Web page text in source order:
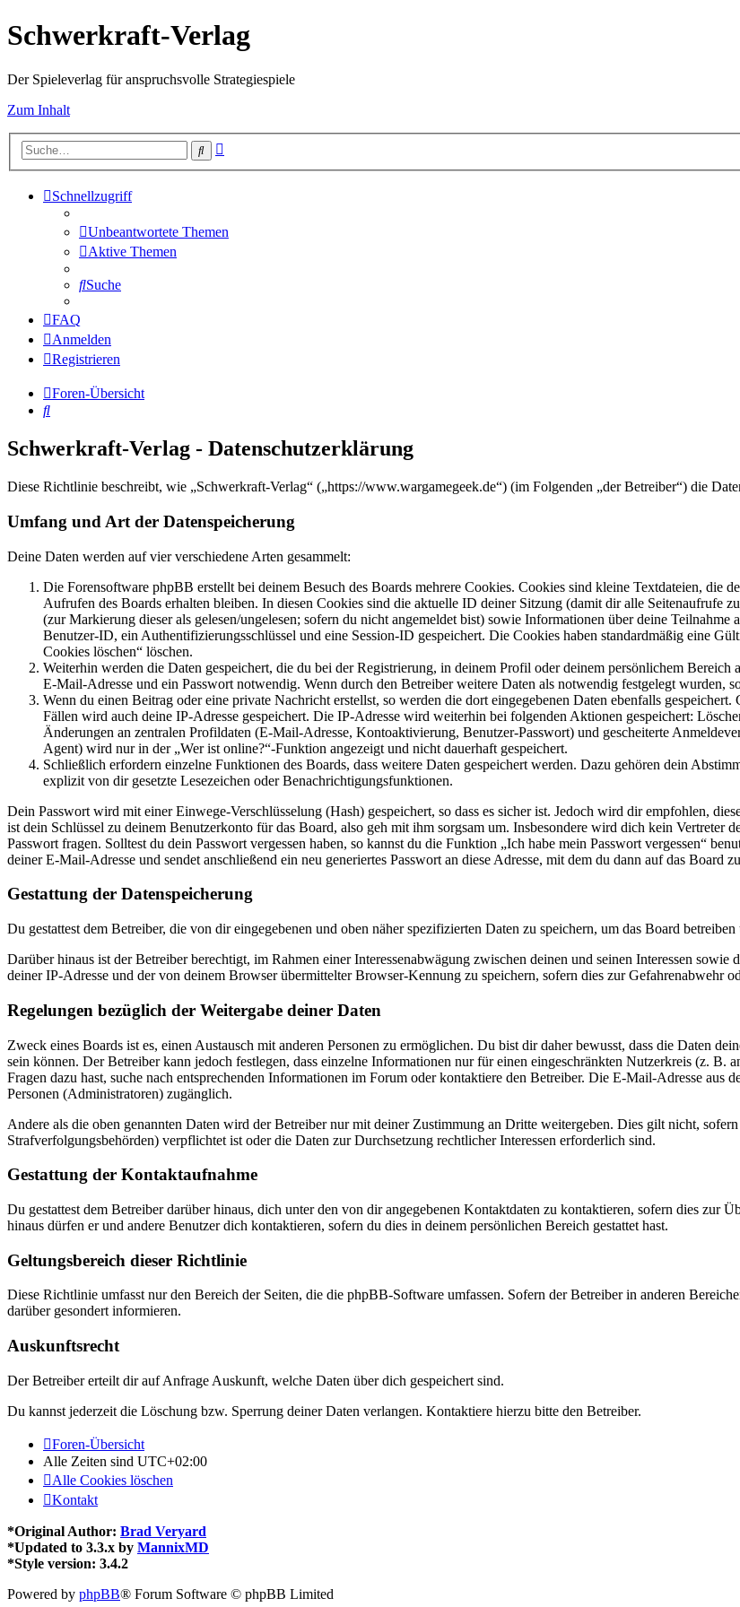
Schwerkraft-Verlag
Der Spieleverlag für anspruchsvolle Strategiespiele
Zum Inhalt
Suche
Schnellzugriff
Unbeantwortete Themen
Aktive Themen
Suche
FAQ
Anmelden
Registrieren
Foren-Übersicht
Suche
Schwerkraft-Verlag - Datenschutzerklärung
Diese Richtlinie beschreibt, wie „Schwerkraft-Verlag“ („https://www.wargamegeek.de“) (im Folgenden „der Betreiber“) die
Umfang und Art der Datenspeicherung
Deine Daten werden auf vier verschiedene Arten gesammelt:
Die Forensoftware phpBB erstellt bei deinem Besuch des Boards mehrere Cookies. Cookies sind kleine Textdateien, die
Aufrufen des Boards erhalten bleiben. In diesen Cookies sind die aktuelle ID deiner Sitzung (damit dir alle Seitenaufrufe
(zur Markierung dieser als gelesen/ungelesen; sofern du nicht angemeldet bist) sowie Informationen über deine
Benutzer-ID, ein Authentifizierungsschlüssel und eine Session-ID gespeichert. Die Cookies haben standardmäßig eine
Cookies löschen“ löschen.
Weiterhin werden die Daten gespeichert, die du bei der Registrierung, in deinem Profil oder deinem persönlichem
E-Mail-Adresse und ein Passwort notwendig. Wenn durch den Betreiber weitere Daten als notwendig festgelegt wurden,
Wenn du einen Beitrag oder eine private Nachricht erstellst, so werden die dort eingegebenen Daten ebenfalls
Fällen wird auch deine IP-Adresse gespeichert. Die IP-Adresse wird weiterhin bei folgenden Aktionen gespeichert:
Änderungen an zentralen Profildaten (E-Mail-Adresse, Kontoaktivierung, Benutzer-Passwort) und gescheiterte
Agent) wird nur in der „Wer ist online?“-Funktion angezeigt und nicht dauerhaft gespeichert.
Schließlich erfordern einzelne Funktionen des Boards, dass weitere Daten gespeichert werden. Dazu gehören dein
explizit von dir gesetzte Lesezeichen oder Benachrichtigungsfunktionen.
Dein Passwort wird mit einer Einwege-Verschlüsselung (Hash) gespeichert, so dass es sicher ist. Jedoch wird dir empfohlen,
ist dein Schlüssel zu deinem Benutzerkonto für das Board, also geh mit ihm sorgsam um. Insbesondere wird dich kein
Passwort fragen. Solltest du dein Passwort vergessen haben, so kannst du die Funktion „Ich habe mein Passwort vergessen“
deiner E-Mail-Adresse und sendet anschließend ein neu generiertes Passwort an diese Adresse, mit dem du dann auf das Board
Gestattung der Datenspeicherung
Du gestattest dem Betreiber, die von dir eingegebenen und oben näher spezifizierten Daten zu speichern, um das Board
Darüber hinaus ist der Betreiber berechtigt, im Rahmen einer Interessenabwägung zwischen deinen und seinen Interessen
deiner IP-Adresse und der von deinem Browser übermittelter Browser-Kennung zu speichern, sofern dies zur Gefahrenabwehr
Regelungen bezüglich der Weitergabe deiner Daten
Zweck eines Boards ist es, einen Austausch mit anderen Personen zu ermöglichen. Du bist dir daher bewusst, dass die Daten
sein können. Der Betreiber kann jedoch festlegen, dass einzelne Informationen nur für einen eingeschränkten Nutzerkreis (z. B.
Fragen dazu hast, suche nach entsprechenden Informationen im Forum oder kontaktiere den Betreiber. Die E-Mail-Adresse
Personen (Administratoren) zugänglich.
Andere als die oben genannten Daten wird der Betreiber nur mit deiner Zustimmung an Dritte weitergeben. Dies gilt nicht,
Strafverfolgungsbehörden) verpflichtet ist oder die Daten zur Durchsetzung rechtlicher Interessen erforderlich sind.
Gestattung der Kontaktaufnahme
Du gestattest dem Betreiber darüber hinaus, dich unter den von dir angegebenen Kontaktdaten zu kontaktieren, sofern dies zur
hinaus dürfen er und andere Benutzer dich kontaktieren, sofern du dies in deinem persönlichen Bereich gestattet hast.
Geltungsbereich dieser Richtlinie
Diese Richtlinie umfasst nur den Bereich der Seiten, die die phpBB-Software umfassen. Sofern der Betreiber in anderen
darüber gesondert informieren.
Auskunftsrecht
Der Betreiber erteilt dir auf Anfrage Auskunft, welche Daten über dich gespeichert sind.
Du kannst jederzeit die Löschung bzw. Sperrung deiner Daten verlangen. Kontaktiere hierzu bitte den Betreiber.
Foren-Übersicht
Alle Zeiten sind UTC+02:00
Alle Cookies löschen
Kontakt
*Original Author: Brad Veryard
*Updated to 3.3.x by MannixMD
*Style version: 3.4.2
Powered by phpBB® Forum Software © phpBB Limited